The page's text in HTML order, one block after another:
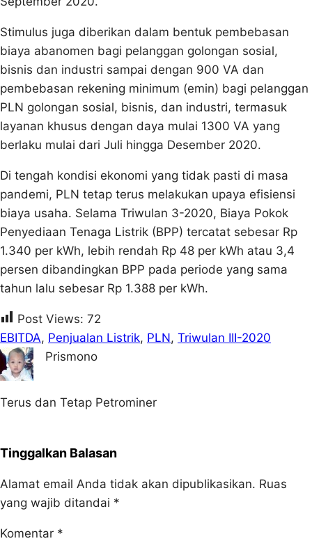
Stimulus juga diberikan dalam bentuk pembebasan
biaya abanomen bagi pelanggan golongan sosial,
bisnis dan industri sampai dengan 900 VA dan
pembebasan rekening minimum (emin) bagi pelanggan
PLN golongan sosial, bisnis, dan industri, termasuk
layanan khusus dengan daya mulai 1300 VA yang
berlaku mulai dari Juli hingga Desember 2020.
Di tengah kondisi ekonomi yang tidak pasti di masa
pandemi, PLN tetap terus melakukan upaya efisiensi
biaya usaha. Selama Triwulan 3-2020, Biaya Pokok
Penyediaan Tenaga Listrik (BPP) tercatat sebesar Rp
1.340 per kWh, lebih rendah Rp 48 per kWh atau 3,4
persen dibandingkan BPP pada periode yang sama
tahun lalu sebesar Rp 1.388 per kWh.
Post Views: 72
EBITDA, Penjualan Listrik, PLN, Triwulan III-2020
Prismono
Terus dan Tetap Petrominer
Tinggalkan Balasan
Alamat email Anda tidak akan dipublikasikan. Ruas
yang wajib ditandai *
Komentar *